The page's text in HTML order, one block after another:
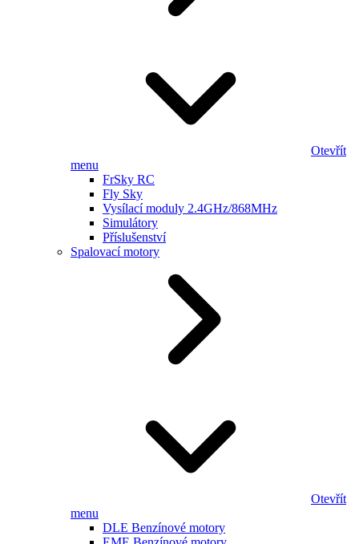
Otevřít
menu
FrSky RC
Fly Sky
Vysílací moduly 2.4GHz/868MHz
Simulátory
Příslušenství
Spalovací motory
Otevřít
menu
DLE Benzínové motory